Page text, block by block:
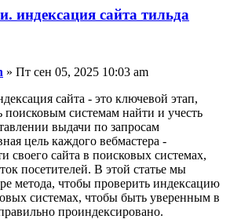
индексация сайта тильда
» Пт сен 05, 2025 10:03 am
сайта - это ключевой этап,
системам найти и учесть
выдачи по запросам
цель каждого вебмастера -
своего сайта в поисковых системах,
посетителей. В этой статье мы
метода, чтобы проверить индексацию
системах, чтобы быть уверенным в
проиндексировано.